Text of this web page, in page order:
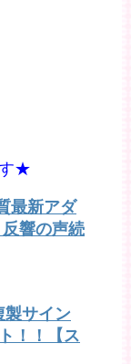
★
最新アダ
響の声続
製サイン
！！【ス